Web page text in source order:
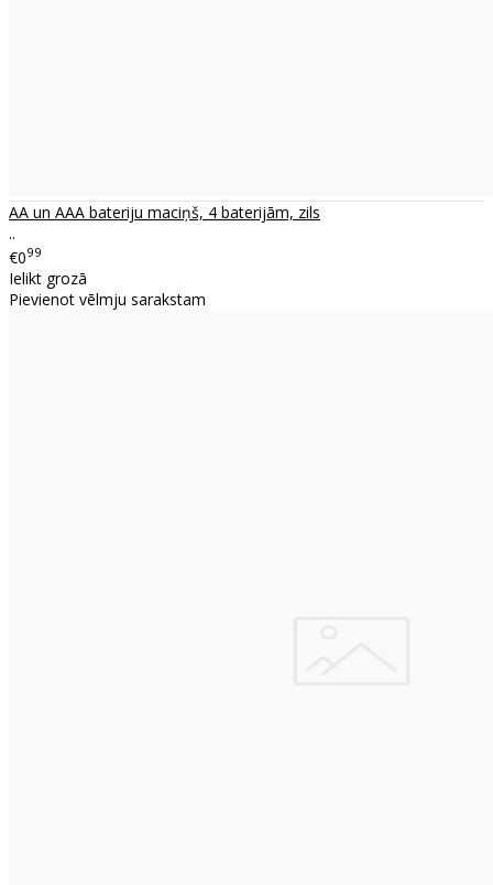
AA un AAA bateriju maciņš, 4 baterijām, zils
..
€099
Ielikt grozā
Pievienot vēlmju sarakstam